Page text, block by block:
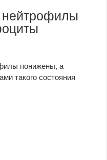
понижены, а
такого состояния